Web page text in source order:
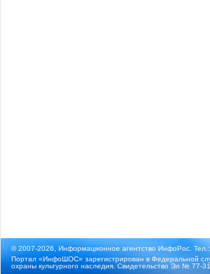
© 2007-2026, Информационное агентство ИнфоРос.
Портал «ИнфоШОС» зарегистрирован в Федеральной
охраны культурного наследия. Свидетельство Эл № 77-